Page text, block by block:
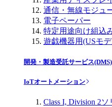
通信・無線モジュ
電子ペーパー
特定用途向け組込
遊戯機器用(USモ
開発・製造受託サービス(DMS)
IoTオートメーション
Class I, Division 2